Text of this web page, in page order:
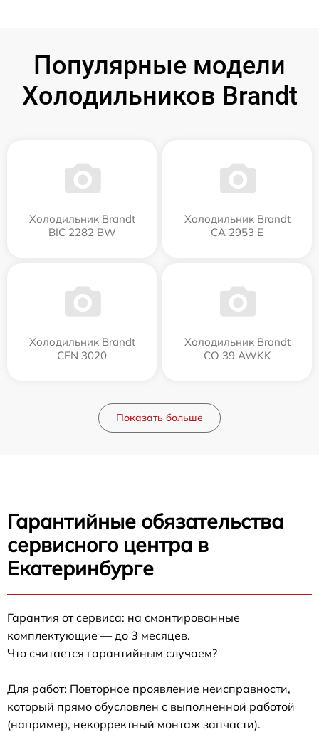
Популярные модели
Холодильников Brandt
Холодильник Brandt
BIC 2282 BW
Холодильник Brandt
CA 2953 E
Холодильник Brandt
CEN 3020
Холодильник Brandt
CO 39 AWKK
Показать больше
Гарантийные обязательства
сервисного центра в
Екатеринбурге
Гарантия от сервиса: на смонтированные
комплектующие — до 3 месяцев.
Что считается гарантийным случаем?
Для работ: Повторное проявление неисправности,
который прямо обусловлен с выполненной работой
(например, некорректный монтаж запчасти).